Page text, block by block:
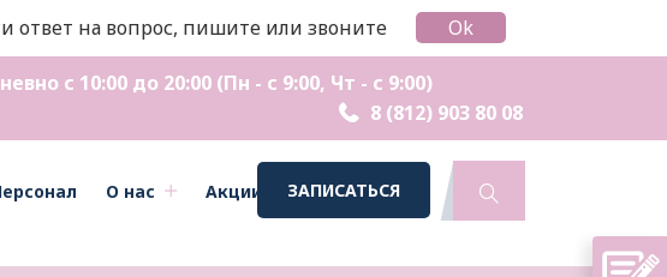
ответ на вопрос, пишите или звоните Ok
с 10:00 до 20:00 (Пн - с 9:00, Чт - с 9:00)
8 (812) 903 80 08
О нас Акции Контакты
ЗАПИСАТЬСЯ